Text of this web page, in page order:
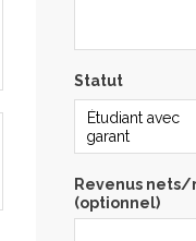
Statut
Revenus nets/
(optionnel)